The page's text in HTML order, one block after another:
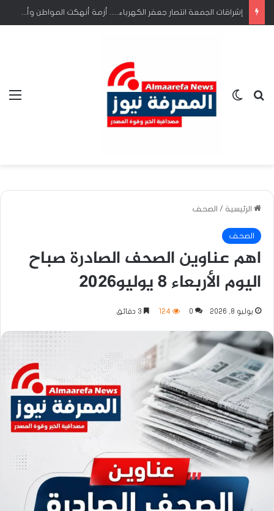
إشراقات الجمعة انتصار جعفر الكهرباء…. أزمة أنهكت المواطن وأرهقت الحياة.
بحث عنالوضع المظلم
الرئيسية / الصحف
الصحف
اهم عناوين الصحف الصادرة صباح
اليوم الأربعاء 8 يوليو2026
يوليو 8, 2026 0
124